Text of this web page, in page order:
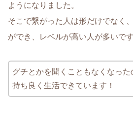
ようになりました。
そこで繋がった人は形だけでなく
ができ、レベルが高い人が多いです
グチとかを聞くこともなくなった
持ち良く生活できています！